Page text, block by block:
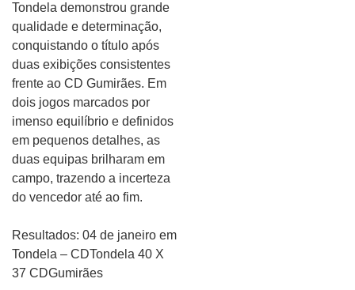
Tondela demonstrou grande
qualidade e determinação,
conquistando o título após
duas exibições consistentes
frente ao CD Gumirães. Em
dois jogos marcados por
imenso equilíbrio e definidos
em pequenos detalhes, as
duas equipas brilharam em
campo, trazendo a incerteza
do vencedor até ao fim.
Resultados: 04 de janeiro em
Tondela – CDTondela 40 X
37 CDGumirães